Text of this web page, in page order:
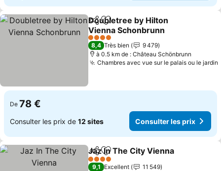
PartagerAjouter à mes favoris
Doubletree by Hilton
Vienna Schonbrunn
Consulter les prix
4 Étoiles
8,4 Très bien
9 479
à 0.5 km de : Château Schönbrunn
Chambres avec vue sur le palais ou le jardin
De 78 €
Consulter les prix de 12 sites Consulter les prix
PartagerAjouter à mes favoris
Jaz In The City Vienna
4 Étoiles
9,1 Excellent
11 549